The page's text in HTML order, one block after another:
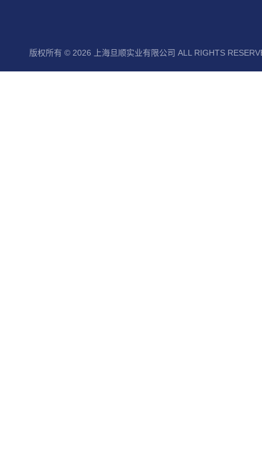
版权所有 © 2026 上海旦顺实业有限公司 ALL RIGHTS